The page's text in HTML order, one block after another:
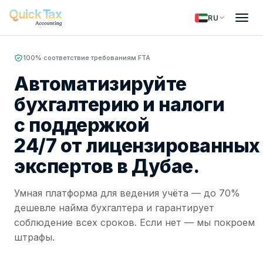
RU
100% соответствие требованиям FTA
Автоматизируйте
бухгалтерию и налоги
с поддержкой
24/7 от лицензированных
экспертов в Дубае.
Умная платформа для ведения учёта — до 70%
дешевле найма бухгалтера и гарантирует
соблюдение всех сроков. Если нет — мы покроем
штрафы.